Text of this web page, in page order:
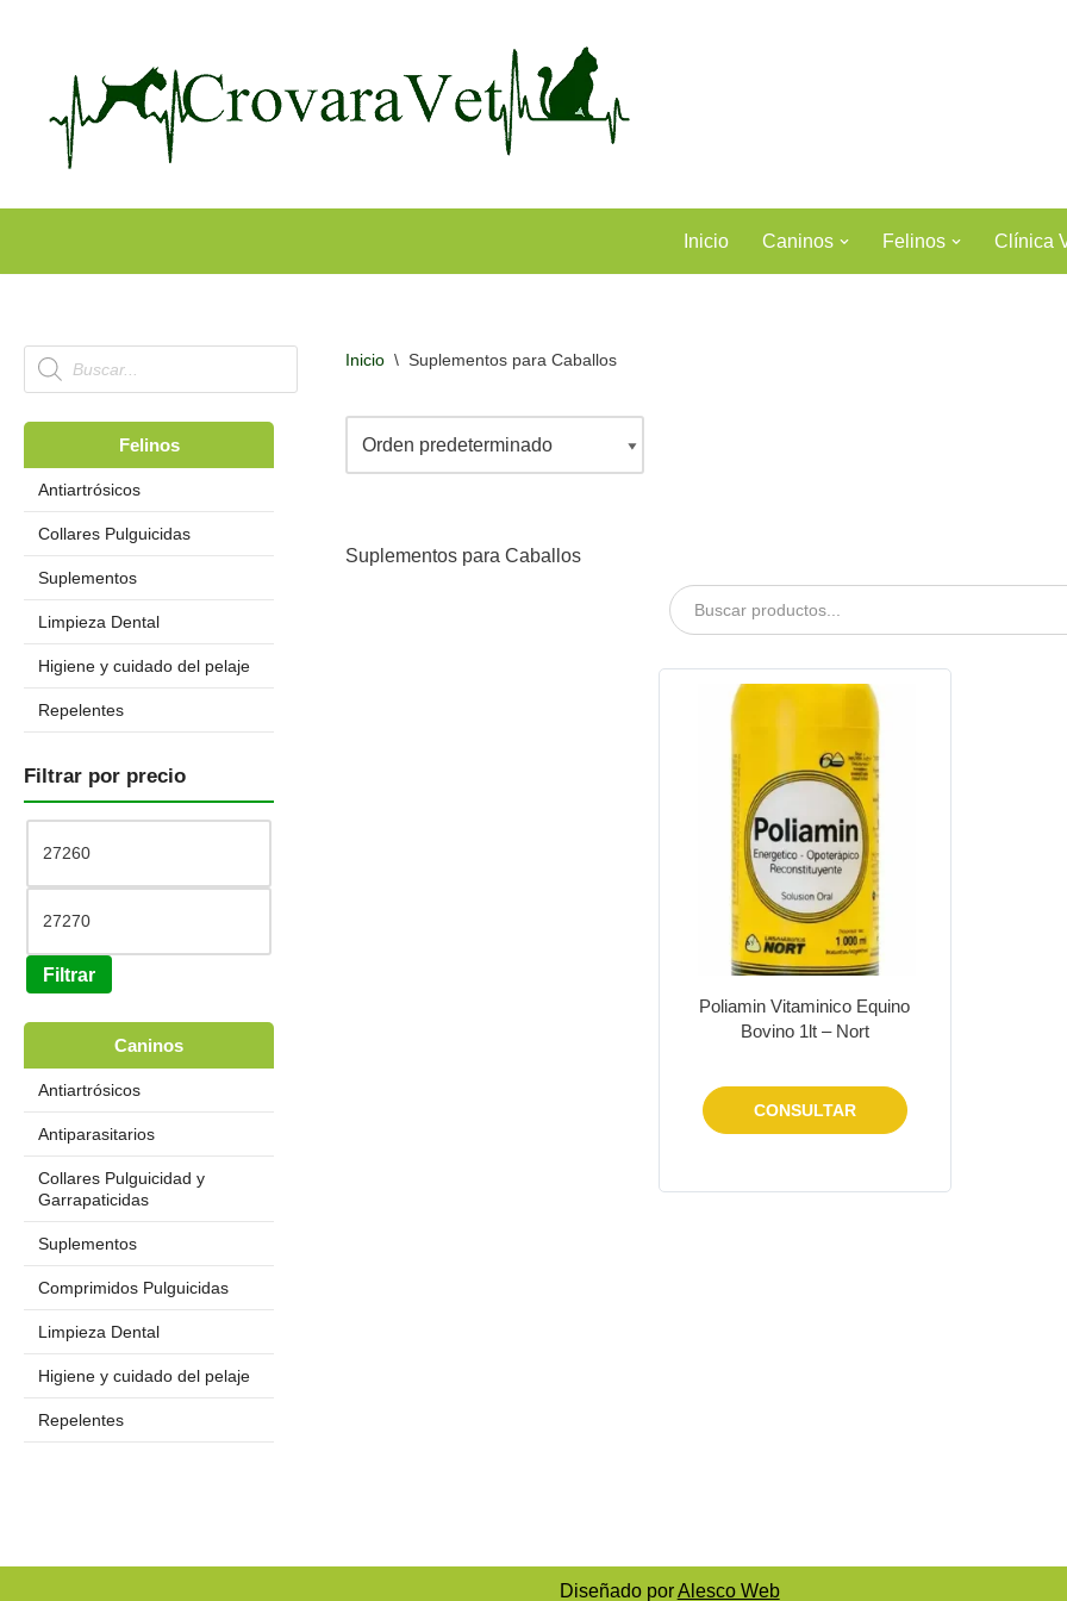
contenido
Inicio Caninos Felinos Clínica
Felinos
Antiartrósicos
Collares Pulguicidas
Suplementos
Limpieza Dental
Higiene y cuidado del pelaje
Repelentes
Filtrar por precio
Filtrar
Caninos
Antiartrósicos
Antiparasitarios
Collares Pulguicidad y
Garrapaticidas
Suplementos
Comprimidos Pulguicidas
Limpieza Dental
Higiene y cuidado del pelaje
Repelentes
Inicio \ Suplementos para Caballos
Suplementos para Caballos
Poliamin Vitaminico Equino
Bovino 1lt – Nort
CONSULTAR
Diseñado porAlesco Web